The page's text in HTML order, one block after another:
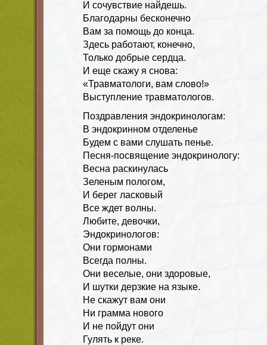
И сочувствие найдешь.
Благодарны бесконечно
Вам за помощь до конца.
Здесь работают, конечно,
Только добрые сердца.
И еще скажу я снова:
«Травматологи, вам слово!»
Выступление травматологов.
Поздравления эндокринологам:
В эндокринном отделенье
Будем с вами слушать пенье.
Песня-посвящение эндокринологу:
Весна раскинулась
Зеленым пологом,
И берег ласковый
Все ждет волны.
Любите, девочки,
Эндокринологов:
Они гормонами
Всегда полны.
Они веселые, они здоровые,
И шутки дерзкие на языке.
Не скажут вам они
Ни грамма нового
И не пойдут они
Гулять к реке.